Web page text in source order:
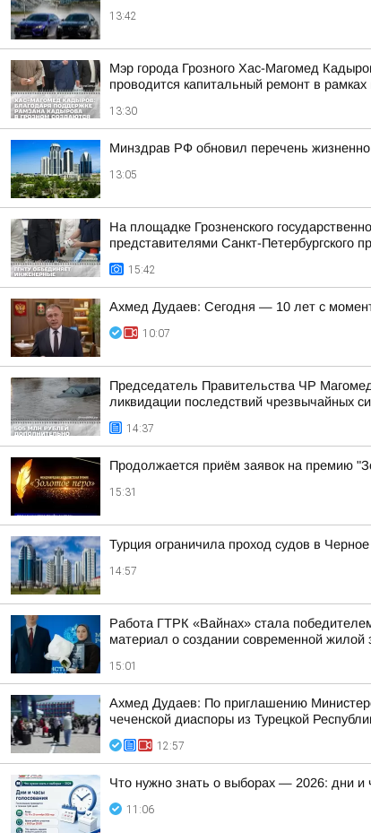
13:42
Мэр города Грозного Хас-Магомед
проводится капитальный ремонт в
13:30
Минздрав РФ обновил перечень
13:05
На площадке Грозненского
представителями Санкт-Петербургского
15:42
Ахмед Дудаев: Сегодня — 10 лет с
10:07
Председатель Правительства ЧР
ликвидации последствий чрезвычайных
14:37
Продолжается приём заявок на премию
15:31
Турция ограничила проход судов в
14:57
Работа ГТРК «Вайнах» стала
материал о создании современной жилой
15:01
Ахмед Дудаев: По приглашению
чеченской диаспоры из Турецкой
12:57
Что нужно знать о выборах — 2026: дни и
11:06